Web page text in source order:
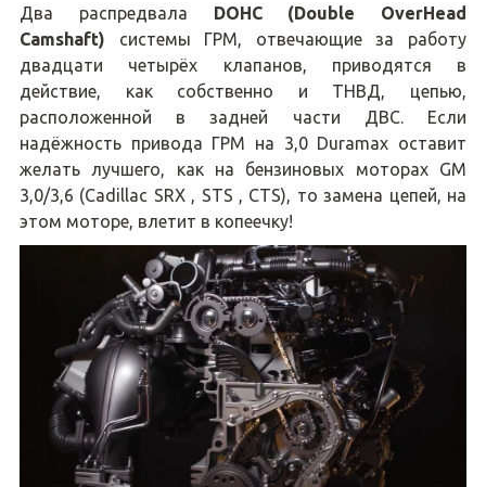
Два распредвала DOHC (Double OverHead
Camshaft) системы ГРМ, отвечающие за работу
двадцати четырёх клапанов, приводятся в
действие, как собственно и ТНВД, цепью,
расположенной в задней части ДВС. Если
надёжность привода ГРМ на 3,0 Duramax оставит
желать лучшего, как на бензиновых моторах GM
3,0/3,6 (Cadillac SRX , STS , CTS), то замена цепей, на
этом моторе, влетит в копеечку!